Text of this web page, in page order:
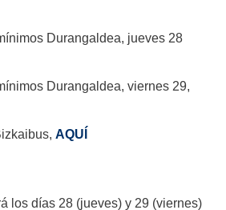
Durangaldea, jueves 28
Durangaldea, viernes 29,
AQUÍ
los días 28 (jueves) y 29 (viernes)